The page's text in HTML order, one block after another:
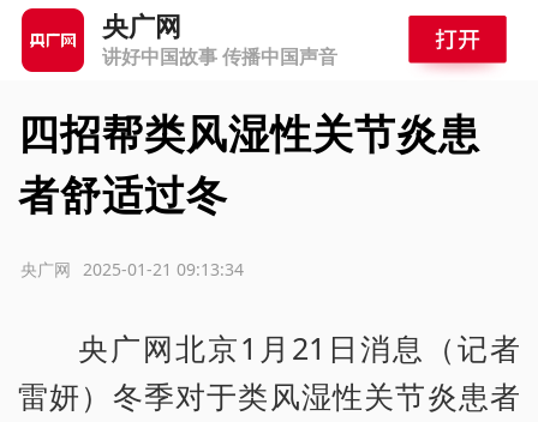
央广网
讲好中国故事 传播中国声音
四招帮类风湿性关节炎患
者舒适过冬
2025-01-21 09:13:34
央广网
央广网北京1月21日消息（记者
雷妍）冬季对于类风湿性关节炎患者